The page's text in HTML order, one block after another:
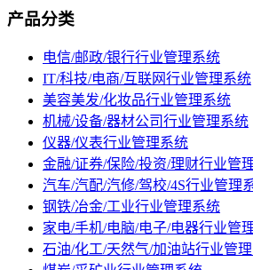
产品分类
电信/邮政/银行行业管理系统
IT/科技/电商/互联网行业管理系统
美容美发/化妆品行业管理系统
机械/设备/器材公司行业管理系统
仪器/仪表行业管理系统
金融/证券/保险/投资/理财行业管
汽车/汽配/汽修/驾校/4S行业管理
钢铁/冶金/工业行业管理系统
家电/手机/电脑/电子/电器行业管
石油/化工/天然气/加油站行业管